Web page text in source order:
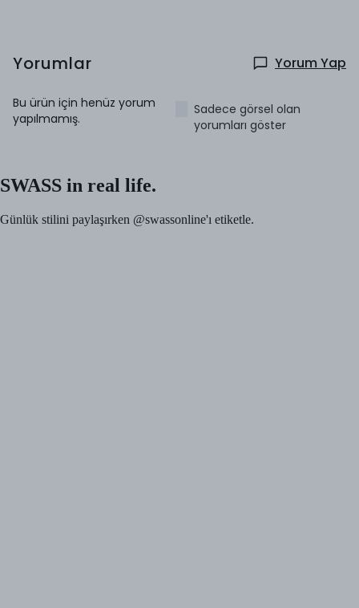
Yorumlar Yorum Yap
Bu ürün için henüz yorum
yapılmamış.
Sadece görsel olan
yorumları göster